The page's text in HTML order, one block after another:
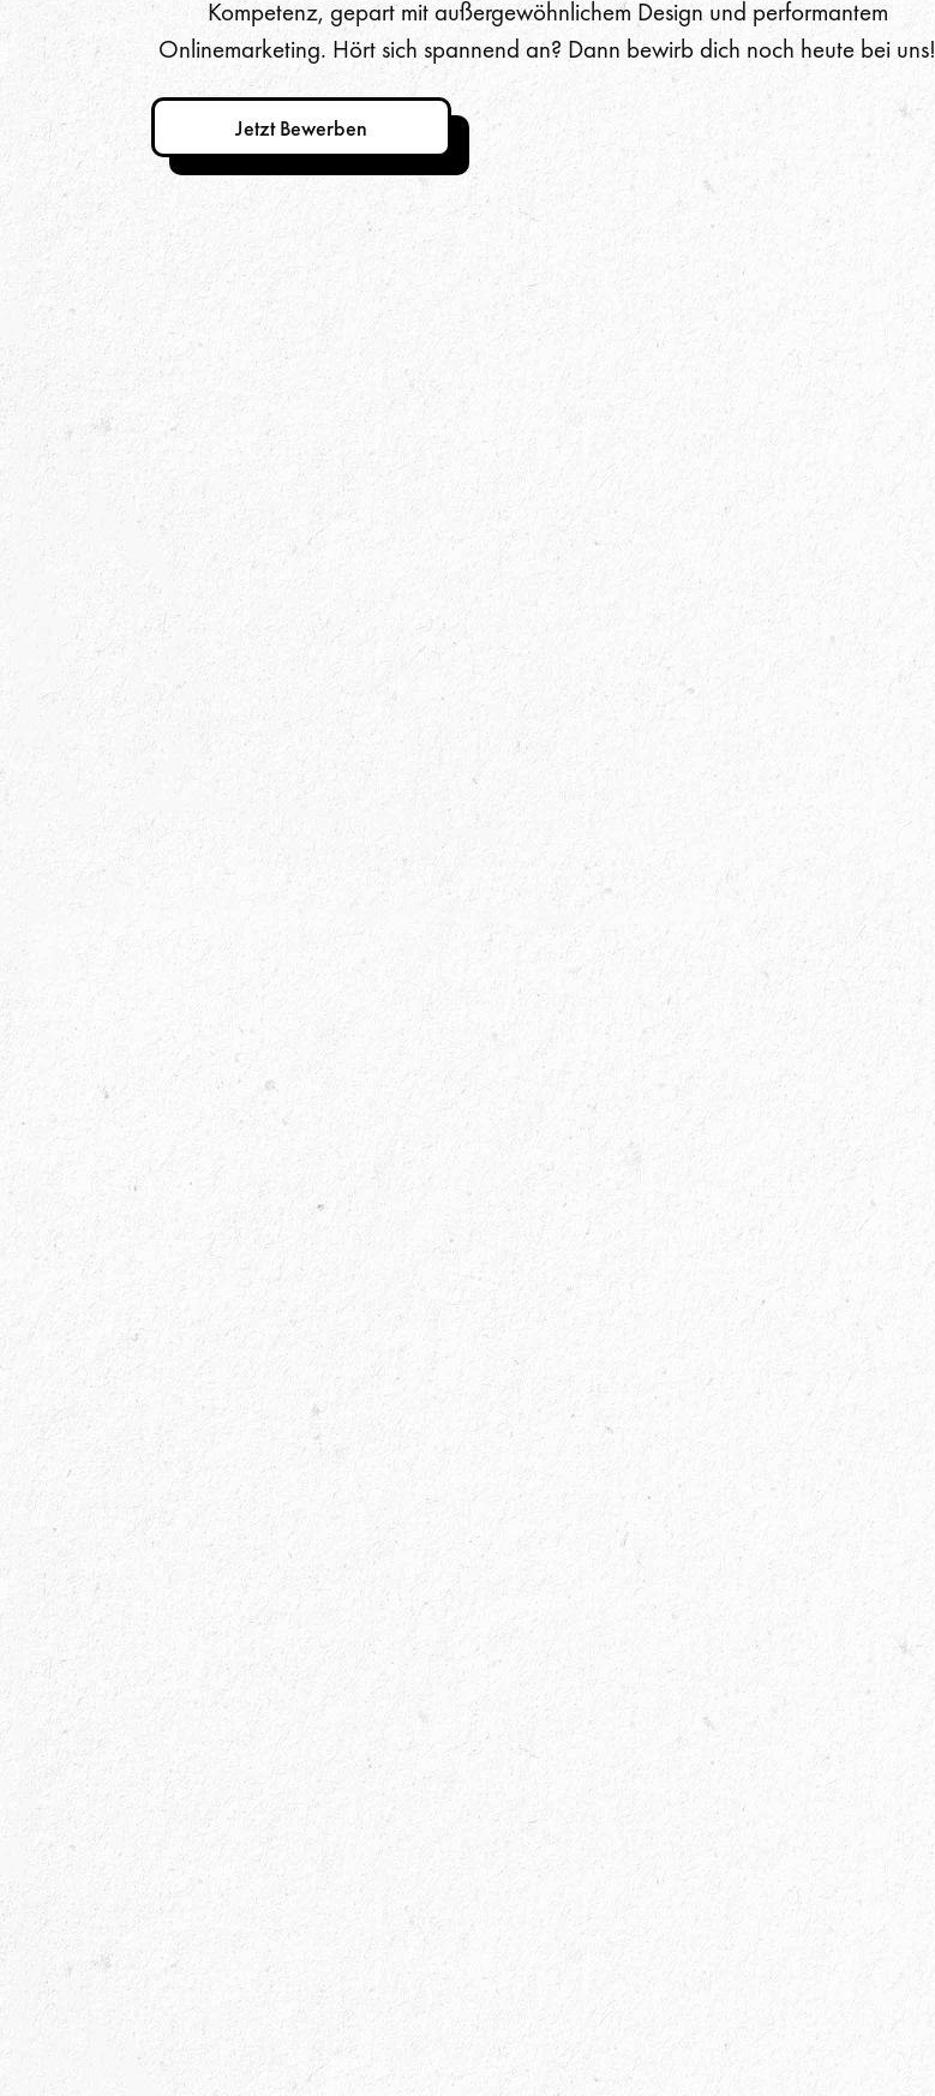
Kompetenz, gepart mit außergewöhnlichem Design und performantem
Onlinemarketing. Hört sich spannend an? Dann bewirb dich noch heute bei uns!
Jetzt Bewerben